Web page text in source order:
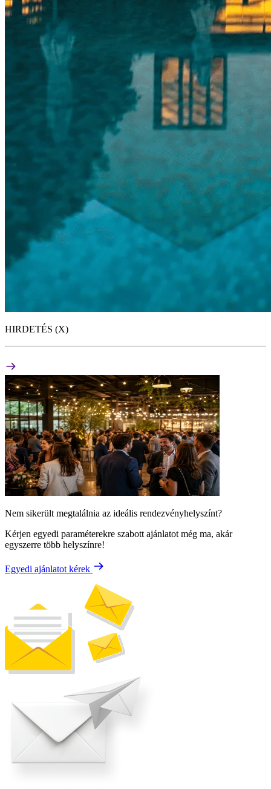
HIRDETÉS (X)
Nem sikerült megtalálnia az ideális rendezvényhelyszínt?
Kérjen egyedi paraméterekre szabott ajánlatot még ma, akár
egyszerre több helyszínre!
Egyedi ajánlatot kérek